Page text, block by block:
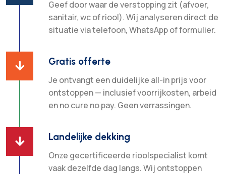
Geef door waar de verstopping zit (afvoer,
sanitair, wc of riool). Wij analyseren direct de
situatie via telefoon, WhatsApp of formulier.
 Gratis offerte
Je ontvangt een duidelijke all-in prijs voor
ontstoppen — inclusief voorrijkosten, arbeid
en no cure no pay. Geen verrassingen.
 Landelijke dekking
Onze gecertificeerde rioolspecialist komt
vaak dezelfde dag langs. Wij ontstoppen